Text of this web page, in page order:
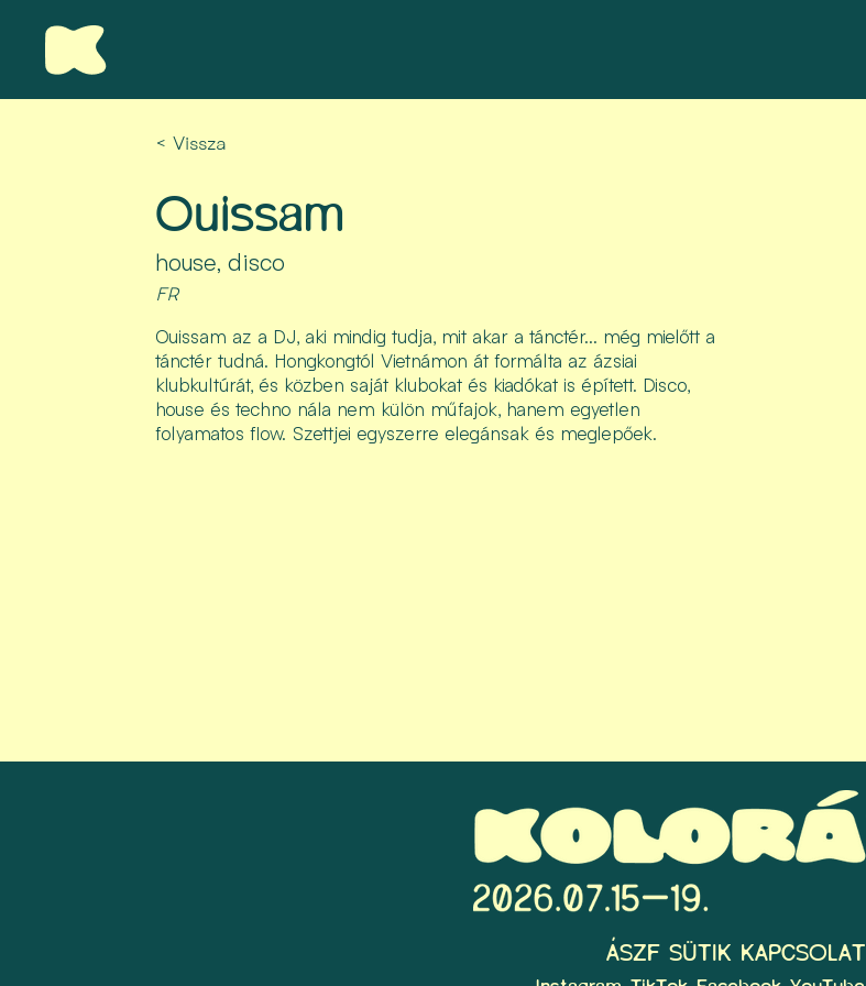
< Vissza
Ouissam
house, disco
FR
Ouissam az a DJ, aki mindig tudja, mit akar a tánctér... még mielőtt a
tánctér tudná. Hongkongtól Vietnámon át formálta az ázsiai
klubkultúrát, és közben saját klubokat és kiadókat is épített. Disco,
house és techno nála nem külön műfajok, hanem egyetlen
folyamatos flow. Szettjei egyszerre elegánsak és meglepőek.
ÁSZFSÜTIK KAPCSOLAT